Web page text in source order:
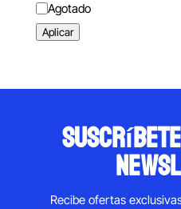
Agotado
Aplicar
Recibe ofertas